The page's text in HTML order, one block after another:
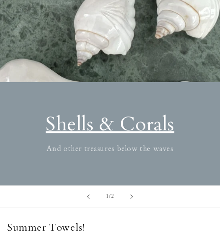
Shells & Corals
And other treasures below the waves
1//2
Summer Towels!